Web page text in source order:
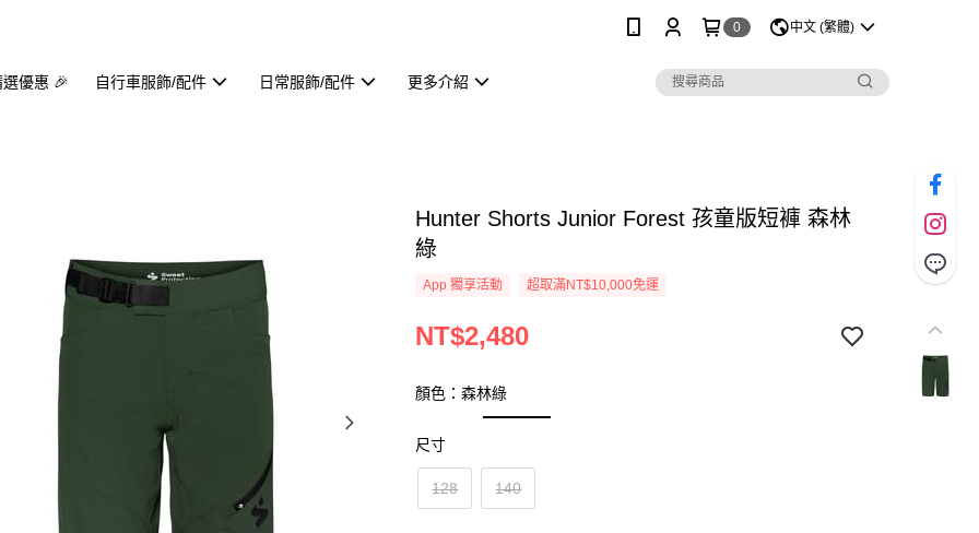
0 中文 (繁體)
優惠 🎉 自行車服飾/配件 日常服飾/配件 更多介紹
Hunter Shorts Junior Forest 孩童版短褲 森林
綠
App 獨享活動 超取滿NT$10,000免運
NT$2,480
顏色：森林綠
尺寸
128 140